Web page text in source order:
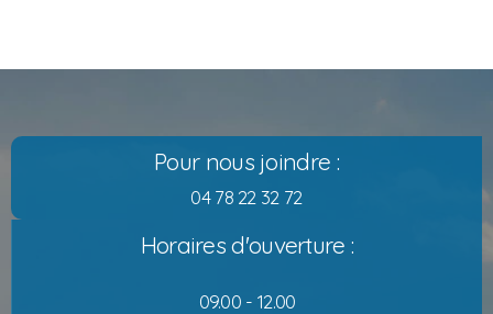
Pour nous joindre :
04 78 22 32 72
Horaires d'ouverture :
09.00 - 12.00